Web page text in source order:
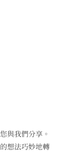
與我們分享。
想法巧妙地轉